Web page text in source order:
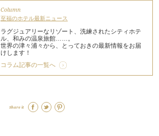
Column
至福のホテル最新ニュース
ラグジュアリーなリゾート、洗練されたシティホテ
ル、和みの温泉旅館……。
世界の津々浦々から、とっておきの最新情報をお届
けします！
コラム記事の一覧へ
Share it